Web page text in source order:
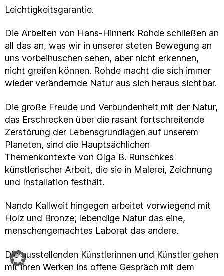
Leichtigkeitsgarantie.
Die Arbeiten von Hans-Hinnerk Rohde schließen an
all das an, was wir in unserer steten Bewegung an
uns vorbeihuschen sehen, aber nicht erkennen,
nicht greifen können. Rohde macht die sich immer
wieder verändernde Natur aus sich heraus sichtbar.
Die große Freude und Verbundenheit mit der Natur,
das Erschrecken über die rasant fortschreitende
Zerstörung der Lebensgrundlagen auf unserem
Planeten, sind die Hauptsächlichen
Themenkontexte von Olga B. Runschkes
künstlerischer Arbeit, die sie in Malerei, Zeichnung
und Installation festhält.
Nando Kallweit hingegen arbeitet vorwiegend mit
Holz und Bronze; lebendige Natur das eine,
menschengemachtes Laborat das andere.
Die ausstellenden Künstlerinnen und Künstler gehen
mit ihren Werken ins offene Gespräch mit dem